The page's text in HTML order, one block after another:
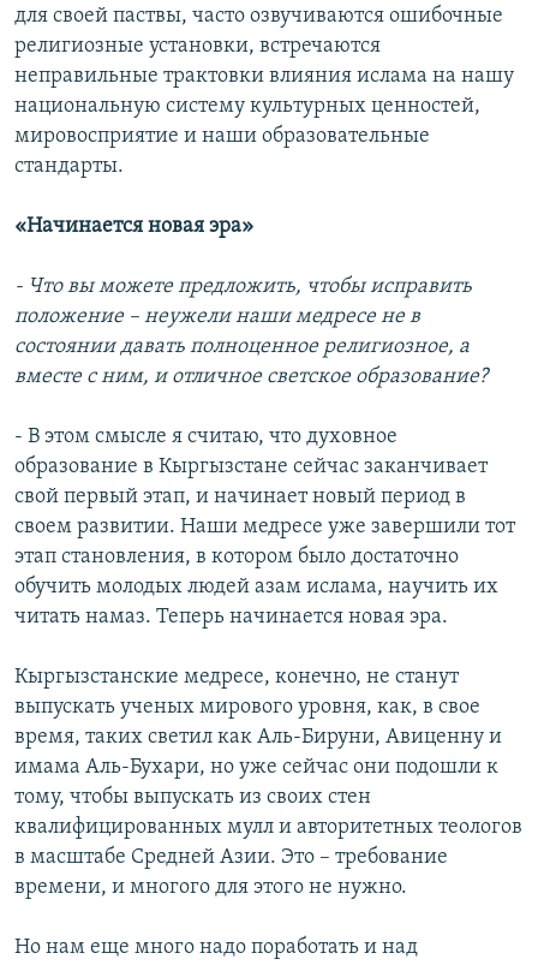
для своей паствы, часто озвучиваются ошибочные
религиозные установки, встречаются
неправильные трактовки влияния ислама на нашу
национальную систему культурных ценностей,
мировосприятие и наши образовательные
стандарты.
«Начинается новая эра»
- Что вы можете предложить, чтобы исправить
положение – неужели наши медресе не в
состоянии давать полноценное религиозное, а
вместе с ним, и отличное светское образование?
- В этом смысле я считаю, что духовное
образование в Кыргызстане сейчас заканчивает
свой первый этап, и начинает новый период в
своем развитии. Наши медресе уже завершили тот
этап становления, в котором было достаточно
обучить молодых людей азам ислама, научить их
читать намаз. Теперь начинается новая эра.
Кыргызстанские медресе, конечно, не станут
выпускать ученых мирового уровня, как, в свое
время, таких светил как Аль-Бируни, Авиценну и
имама Аль-Бухари, но уже сейчас они подошли к
тому, чтобы выпускать из своих стен
квалифицированных мулл и авторитетных теологов
в масштабе Средней Азии. Это – требование
времени, и многого для этого не нужно.
Но нам еще много надо поработать и над